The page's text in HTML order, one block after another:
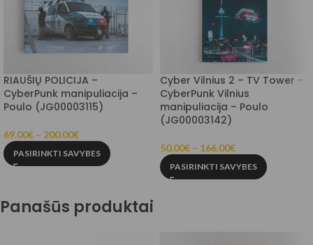
RIAUŠIŲ POLICIJA –
CyberPunk manipuliacija –
Poulo (JG00003115)
69.00€ – 200.00€
PASIRINKTI SAVYBES
Cyber Vilnius 2 – TV Tower –
CyberPunk Vilnius
manipuliacija – Poulo
(JG00003142)
50.00€ – 166.00€
PASIRINKTI SAVYBES
Panašūs produktai